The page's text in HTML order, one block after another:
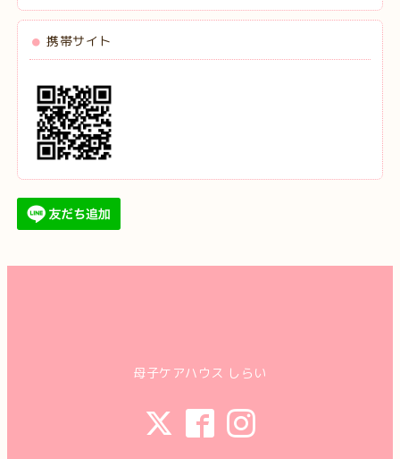
携帯サイト
母子ケアハウス しらい